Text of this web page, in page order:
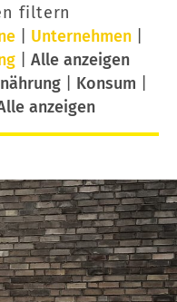
filtern
| Unternehmen|
| Alle anzeigen
Konsum
anzeigen